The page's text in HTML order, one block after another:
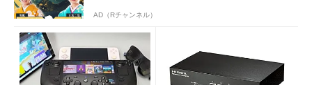
AD（Rチャンネル）